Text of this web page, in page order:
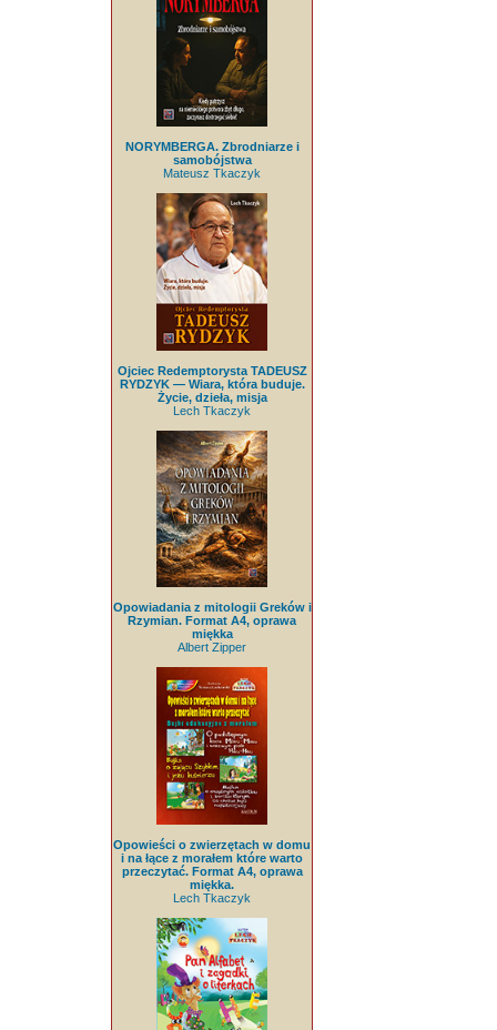
NORYMBERGA. Zbrodniarze i
samobójstwa
Mateusz Tkaczyk
Ojciec Redemptorysta TADEUSZ
RYDZYK — Wiara, która buduje.
Życie, dzieła, misja
Lech Tkaczyk
Opowiadania z mitologii Greków i
Rzymian. Format A4, oprawa
miękka
Albert Zipper
Opowieści o zwierzętach w domu
i na łące z morałem które warto
przeczytać. Format A4, oprawa
miękka.
Lech Tkaczyk